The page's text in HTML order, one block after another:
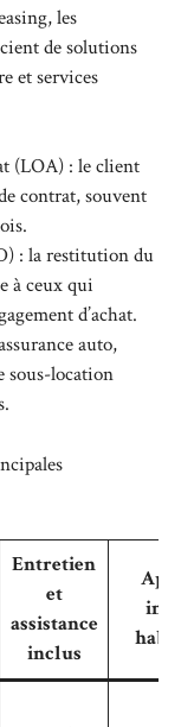
, les
de solutions
et services
(LOA) : le client
contrat, souvent
: la restitution du
à ceux qui
d’achat.
auto,
sous-location
Entretien
et
assistance
inclus